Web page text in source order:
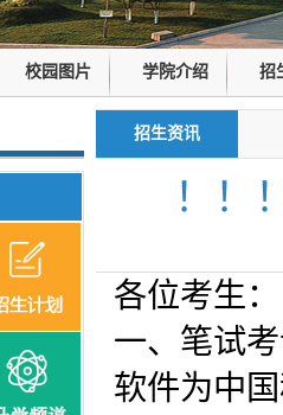
校园图片 学院介绍 招
招生资讯
！！
各位考生：
一、笔试
软件为中